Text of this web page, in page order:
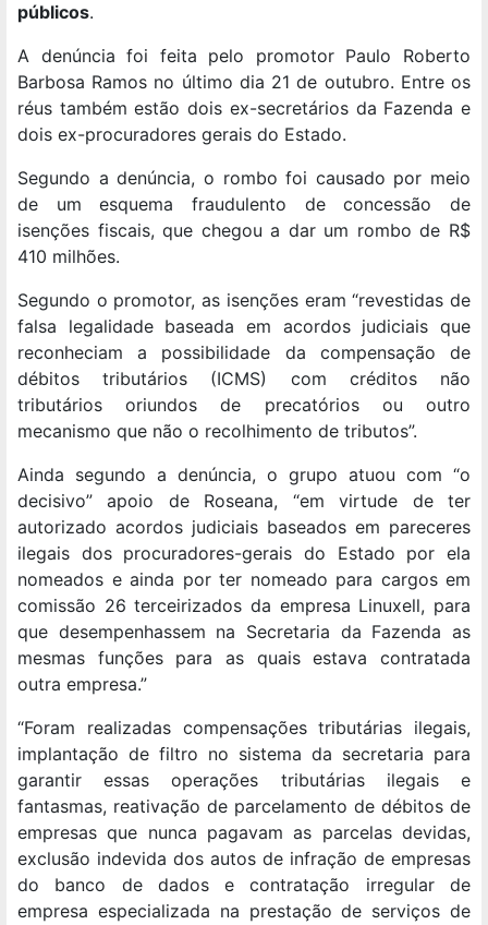
públicos.
A denúncia foi feita pelo promotor Paulo Roberto
Barbosa Ramos no último dia 21 de outubro. Entre os
réus também estão dois ex-secretários da Fazenda e
dois ex-procuradores gerais do Estado.
Segundo a denúncia, o rombo foi causado por meio
de um esquema fraudulento de concessão de
isenções fiscais, que chegou a dar um rombo de R$
410 milhões.
Segundo o promotor, as isenções eram “revestidas de
falsa legalidade baseada em acordos judiciais que
reconheciam a possibilidade da compensação de
débitos tributários (ICMS) com créditos não
tributários oriundos de precatórios ou outro
mecanismo que não o recolhimento de tributos”.
Ainda segundo a denúncia, o grupo atuou com “o
decisivo” apoio de Roseana, “em virtude de ter
autorizado acordos judiciais baseados em pareceres
ilegais dos procuradores-gerais do Estado por ela
nomeados e ainda por ter nomeado para cargos em
comissão 26 terceirizados da empresa Linuxell, para
que desempenhassem na Secretaria da Fazenda as
mesmas funções para as quais estava contratada
outra empresa.”
“Foram realizadas compensações tributárias ilegais,
implantação de filtro no sistema da secretaria para
garantir essas operações tributárias ilegais e
fantasmas, reativação de parcelamento de débitos de
empresas que nunca pagavam as parcelas devidas,
exclusão indevida dos autos de infração de empresas
do banco de dados e contratação irregular de
empresa especializada na prestação de serviços de